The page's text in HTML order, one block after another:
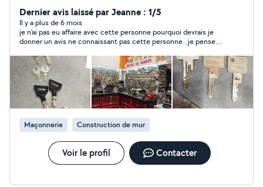
COFFRE FORT, SERRURE DE GARAGE, SERRURE BLINDÉ
OU POIGNÉ BLINDÉ+ PROTECTION SERRURE - CLÉS DE
VOITURE À DOMICILE ET PERTE TOTAL - COPIE DE
TOUTE CLÉS BREVETÉ OU SIMPLE - COPIE DE BADGE
ET BIP - PLAQUE D'IMMATRICULATION ET POSE
Dernier avis laissé par Jeanne : 1/5
Il y a plus de 6 mois
je n'ai pas eu affaire avec cette personne pourquoi devrais je
donner un avis ne connaissant pas cette personne . je pense
contact choisi une autre personne Jeanne
Maçonnerie Construction de mur
Voir le profil Contacter